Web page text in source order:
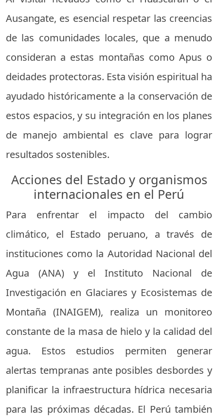
Ausangate, es esencial respetar las creencias
de las comunidades locales, que a menudo
consideran a estas montañas como Apus o
deidades protectoras. Esta visión espiritual ha
ayudado históricamente a la conservación de
estos espacios, y su integración en los planes
de manejo ambiental es clave para lograr
resultados sostenibles.
Acciones del Estado y organismos
internacionales en el Perú
Para enfrentar el impacto del cambio
climático, el Estado peruano, a través de
instituciones como la Autoridad Nacional del
Agua (ANA) y el Instituto Nacional de
Investigación en Glaciares y Ecosistemas de
Montaña (INAIGEM), realiza un monitoreo
constante de la masa de hielo y la calidad del
agua. Estos estudios permiten generar
alertas tempranas ante posibles desbordes y
planificar la infraestructura hídrica necesaria
para las próximas décadas. El Perú también